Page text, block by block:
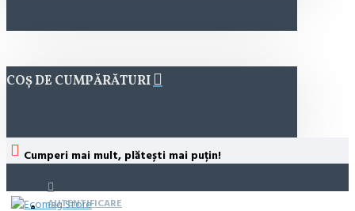
COȘ DE CUMPĂRĂTURI
Cumperi mai mult, plătești mai puțin!
AUTENTIFICARE